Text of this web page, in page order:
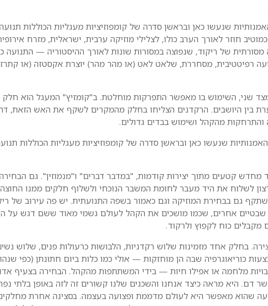
שנעשו כאן ובראשן סדרה של קומפוזיציות מעגליות הכוללות
חוזר לאורך הערב כולו, לצלילי מוזיקה ערבית, ישראלית, מזרח
של ריקוד, שנפוצה במסורות שונות לאורך ההיסטוריה — התנועה
רפיטטיבית, מסחררת, שלאט לאט (או מהר מהר) יוצרת אקסטזה (או
שני, השימוש בו מאפשר התפרקות מוחלטת. ב"קומזיץ" המעגל הוא חלק
בין היושבים. הרקדנים הצליחו בחלק מהמקרים לשקף את האש הזאת,
מהקהל ושימוש בבדים גדולים.
שנעשו כאן ובראשן סדרה של קומפוזיציות מעגליות הכוללות
קטעים מתוך יצירות קודמות, "במדבר דברים" ו"מנמוזין". גם
לשלוח את היד מעבר לחומת המשבר הנוכחי ולשלוף חלקים ממנו
גם בבחירת המוזיקה וגם כאמור בשפה התנועתית. יש פה עירוב של
שבטיים אחרים, שכמו מושכים את הקהל לעולם גשמי מאוד ששם דגש על
כוח לקפוץ ולרקוד.
בחלק אחד מזמינות שלוש רקדניות, הלבושות כרעולות פנים, שלוש
כוריאוגרפיה שבה הן מוחזקות — אולי כמו כלות ביום חתונתן (כפי
מלחמה או אפילו חיות — בידי המשתתפות מהקהל. הבחירה בצעיף
היא מראה כיצד אנחנו והשכנים שלנו קשורים זה לזה באופן בלתי
שהוא מאפשר היא לעולם מדממת ופצועה בעצמה. בסצינה אחרת